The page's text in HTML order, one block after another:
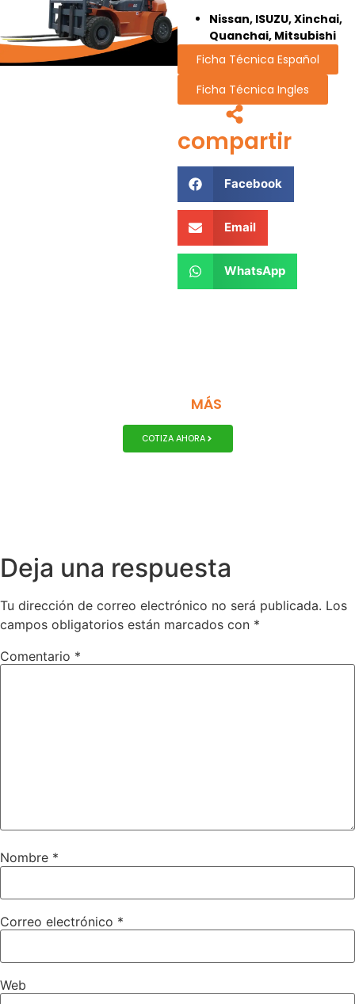
Nissan, ISUZU, Xinchai,
Quanchai, Mitsubishi
Ficha Técnica Español
Ficha Técnica Ingles
compartir
Facebook
Email
WhatsApp
MÁS
COTIZA AHORA
Deja una respuesta
Tu dirección de correo electrónico no será publicada. Los
campos obligatorios están marcados con *
Comentario *
Nombre *
Correo electrónico *
Web